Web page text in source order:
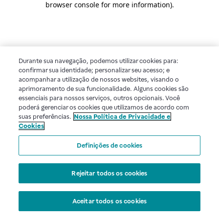
browser console for more information).
Durante sua navegação, podemos utilizar cookies para:
confirmar sua identidade; personalizar seu acesso; e
acompanhar a utilização de nossos websites, visando o
aprimoramento de sua funcionalidade. Alguns cookies são
essenciais para nossos serviços, outros opcionais. Você
poderá gerenciar os cookies que utilizamos de acordo com
suas preferências. Nossa Política de Privacidade e
Cookies
Definições de cookies
Rejeitar todos os cookies
Aceitar todos os cookies